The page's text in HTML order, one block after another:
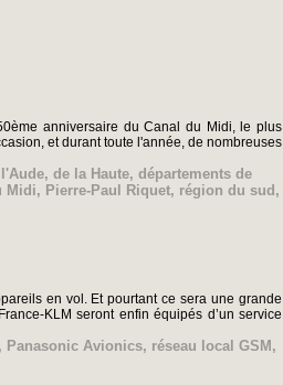
anniversaire du Canal du Midi, le plus
et durant toute l'année, de nombreuses
, de la Haute, départements de
Midi, Pierre-Paul Riquet, région du sud ,
en vol. Et pourtant ce sera une grande
KLM seront enfin équipés d’un service
, Panasonic Avionics, réseau local GSM ,